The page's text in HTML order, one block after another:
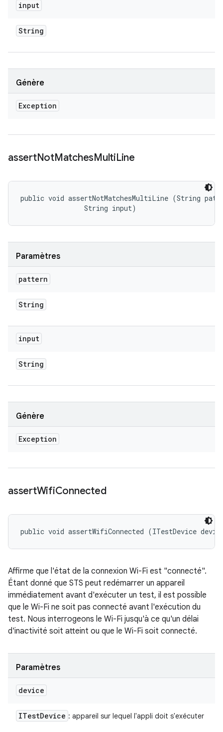
input
String
Génère
Exception
assertNotMatchesMultiLine
public void assertNotMatchesMultiLine (String
                String input)
Paramètres
pattern
String
input
String
Génère
Exception
assertWifiConnected
public void assertWifiConnected (ITestDevice
Affirme que l'état de la connexion Wi-Fi est "connecté".
Étant donné que STS peut redémarrer un appareil
immédiatement avant d'exécuter un test, il est possible
que le Wi-Fi ne soit pas connecté avant l'exécution du
test. Nous interrogeons le Wi-Fi jusqu'à ce qu'un délai
d'inactivité soit atteint ou que le Wi-Fi soit connecté.
Paramètres
device
ITestDevice : appareil sur lequel l'appli doit s'exécuter